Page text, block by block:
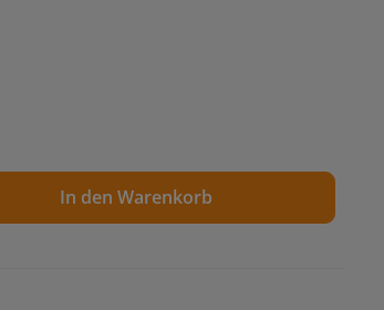
Wert ein oder
In den Warenkorb